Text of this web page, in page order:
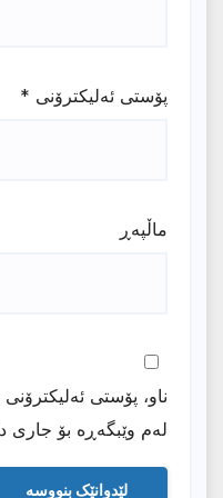
پۆستی ئەلیکترۆنی *
ماڵپه‌ڕ
ناو، پۆستی
لەم وێبگەڕە بۆ جاری